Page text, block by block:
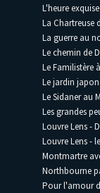
L'heure
La Chartreuse
La guerre au
Le chemin de
Le Familistère
Le jardin
Le Sidaner au
Les grandes
Louvre Lens -
Louvre Lens -
Montmartre
Northbourne
Pour l'amour